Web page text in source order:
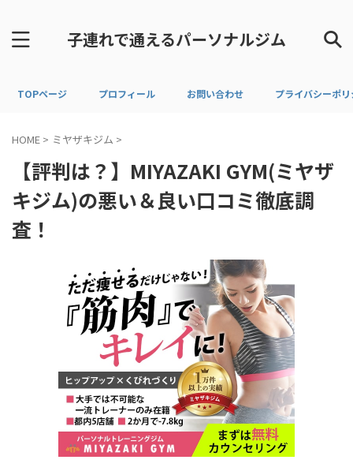
子連れで通えるパーソナルジム
TOPページ プロフィール お問い合わせ プライバシーポ
HOME > ミヤザキジム >
【評判は？】MIYAZAKI GYM(ミヤザ
キジム)の悪い＆良い口コミ徹底調
査！